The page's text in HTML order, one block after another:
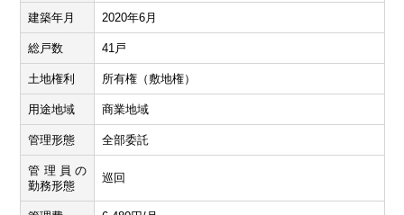
建築年月 2020年6月
総戸数 41戸
土地権利 所有権（敷地権）
用途地域 商業地域
管理形態 全部委託
管理員の
勤務形態
巡回